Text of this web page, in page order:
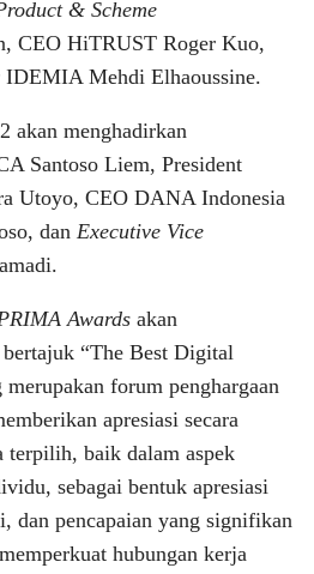
& Scheme
CEO HiTRUST Roger Kuo,
IDEMIA Mehdi Elhaoussine.
2 akan menghadirkan
Santoso Liem, President
Utoyo, CEO DANA Indonesia
dan Executive Vice
Awards akan
bertajuk “The Best Digital
forum penghargaan
apresiasi secara
terpilih, baik dalam aspek
sebagai bentuk apresiasi
dan pencapaian yang signifikan
hubungan kerja